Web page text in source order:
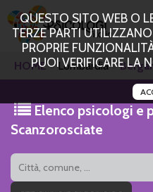
QUESTO SITO WEB O
TERZE PARTI
PROPRIE
PUOI VERIFICARE LA
HOME Lombardia
Elenco psicologi e
Scanzorosciate